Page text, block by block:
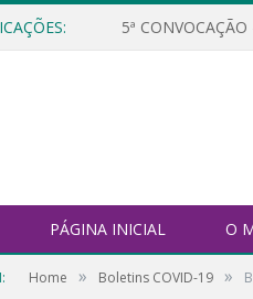
5ª
PÁGINA INICIAL O
Home » Boletins COVID-19 »